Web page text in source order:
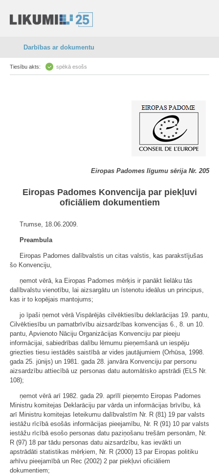
Darbības ar dokumentu
Tiesību akts: spēkā esošs
Eiropas Padomes līgumu sērija Nr. 205
Eiropas Padomes Konvencija par piekļuvi
oficiāliem dokumentiem
Trumse, 18.06.2009.
Preambula
Eiropas Padomes dalībvalstis un citas valstis, kas parakstījušas
šo Konvenciju,
ņemot vērā, ka Eiropas Padomes mērķis ir panākt lielāku tās
dalībvalstu vienotību, lai aizsargātu un īstenotu ideālus un principus,
kas ir to kopējais mantojums;
jo īpaši ņemot vērā Vispārējās cilvēktiesību deklarācijas 19. pantu,
Cilvēktiesību un pamatbrīvību aizsardzības konvencijas 6., 8. un 10.
pantu, Apvienoto Nāciju Organizācijas Konvenciju par pieeju
informācijai, sabiedrības dalību lēmumu pieņemšanā un iespēju
griezties tiesu iestādēs saistībā ar vides jautājumiem (Orhūsa, 1998.
gada 25. jūnijs) un 1981. gada 28. janvāra Konvenciju par personu
aizsardzību attiecībā uz personas datu automātisko apstrādi (ELS Nr.
108);
ņemot vērā arī 1982. gada 29. aprīlī pieņemto Eiropas Padomes
Ministru komitejas Deklarāciju par vārda un informācijas brīvību, kā
arī Ministru komitejas Ieteikumu dalībvalstīm Nr. R (81) 19 par valsts
iestāžu rīcībā esošās informācijas pieejamību, Nr. R (91) 10 par valsts
iestāžu rīcībā esošo personas datu paziņošanu trešām personām, Nr.
R (97) 18 par tādu personas datu aizsardzību, kas ievākti un
apstrādāti statistikas mērķiem, Nr. R (2000) 13 par Eiropas politiku
arhīvu pieejamībā un Rec (2002) 2 par piekļuvi oficiāliem
dokumentiem;